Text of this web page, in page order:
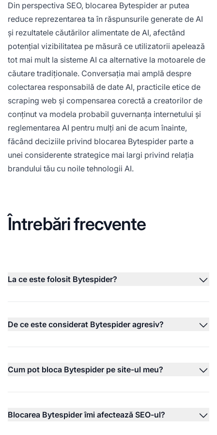
Din perspectiva SEO, blocarea Bytespider ar putea
reduce reprezentarea ta în răspunsurile generate de AI
și rezultatele căutărilor alimentate de AI, afectând
potențial vizibilitatea pe măsură ce utilizatorii apelează
tot mai mult la sisteme AI ca alternative la motoarele de
căutare tradiționale. Conversația mai amplă despre
colectarea responsabilă de date AI, practicile etice de
scraping web și compensarea corectă a creatorilor de
conținut va modela probabil guvernanța internetului și
reglementarea AI pentru mulți ani de acum înainte,
făcând deciziile privind blocarea Bytespider parte a
unei considerente strategice mai largi privind relația
brandului tău cu noile tehnologii AI.
Întrebări frecvente
La ce este folosit Bytespider?
De ce este considerat Bytespider agresiv?
Cum pot bloca Bytespider pe site-ul meu?
Blocarea Bytespider îmi afectează SEO-ul?